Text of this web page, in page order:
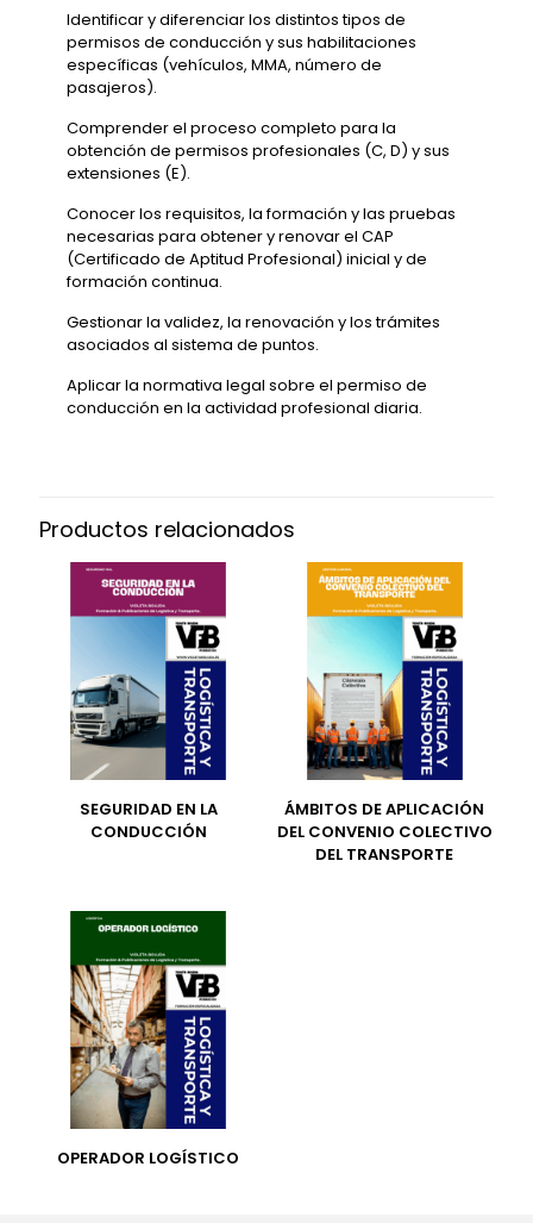
Identificar y diferenciar los distintos tipos de
permisos de conducción y sus habilitaciones
específicas (vehículos, MMA, número de
pasajeros).
Comprender el proceso completo para la
obtención de permisos profesionales (C, D) y sus
extensiones (E).
Conocer los requisitos, la formación y las pruebas
necesarias para obtener y renovar el CAP
(Certificado de Aptitud Profesional) inicial y de
formación continua.
Gestionar la validez, la renovación y los trámites
asociados al sistema de puntos.
Aplicar la normativa legal sobre el permiso de
conducción en la actividad profesional diaria.
Productos relacionados
SEGURIDAD EN LA
CONDUCCIÓN
ÁMBITOS DE APLICACIÓN
DEL CONVENIO COLECTIVO
DEL TRANSPORTE
OPERADOR LOGÍSTICO